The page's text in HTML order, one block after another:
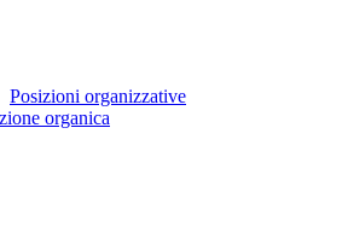
Posizioni organizzative
organica